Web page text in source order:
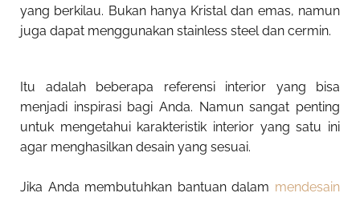
yang berkilau. Bukan hanya Kristal dan emas, namun
juga dapat menggunakan stainless steel dan cermin.
Itu adalah beberapa referensi interior yang bisa
menjadi inspirasi bagi Anda. Namun sangat penting
untuk mengetahui karakteristik interior yang satu ini
agar menghasilkan desain yang sesuai.
Jika Anda membutuhkan bantuan dalam mendesain